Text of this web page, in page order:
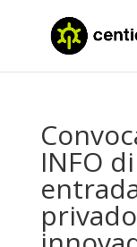
INFO